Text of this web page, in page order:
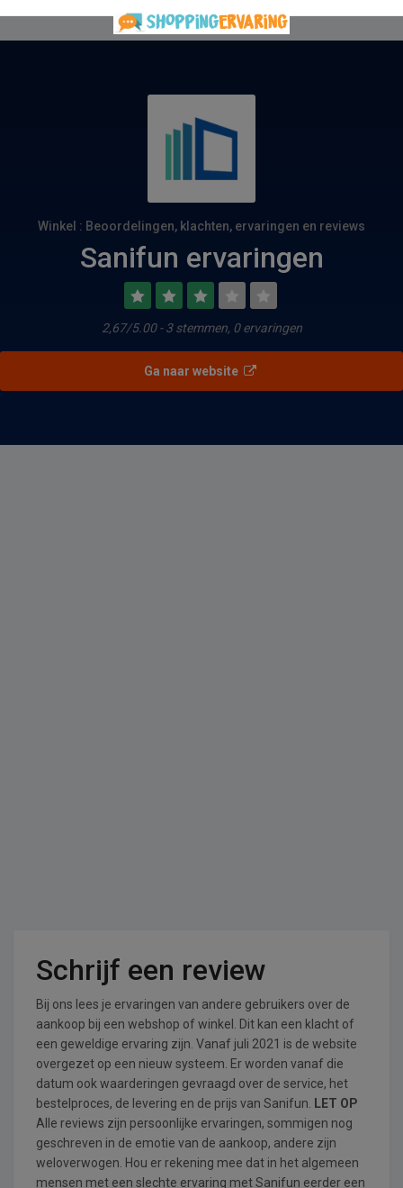
Winkel : Beoordelingen, klachten, ervaringen en reviews
Sanifun ervaringen
2,67/5.00 - 3 stemmen, 0 ervaringen
Ga naar website
Schrijf een review
Bij ons lees je ervaringen van andere gebruikers over de
aankoop bij een webshop of winkel. Dit kan een klacht of
een geweldige ervaring zijn. Vanaf juli 2021 is de website
overgezet op een nieuw systeem. Er worden vanaf die
datum ook waarderingen gevraagd over de service, het
bestelproces, de levering en de prijs van Sanifun.
LET OP
Alle reviews zijn persoonlijke ervaringen, sommigen nog
geschreven in de emotie van de aankoop, andere zijn
weloverwogen. Hou er rekening mee dat in het algemeen
mensen met een slechte ervaring met Sanifun eerder een